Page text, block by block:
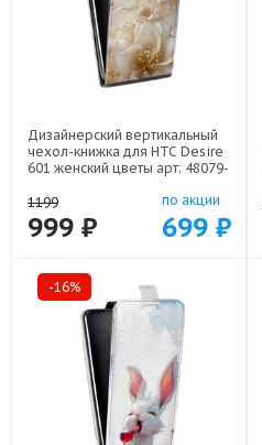
Дизайнерский вертикальный
чехол-книжка для HTC Desire
601 женский цветы арт: 48079-
1199
999 ₽
по акции
699 ₽
-16%